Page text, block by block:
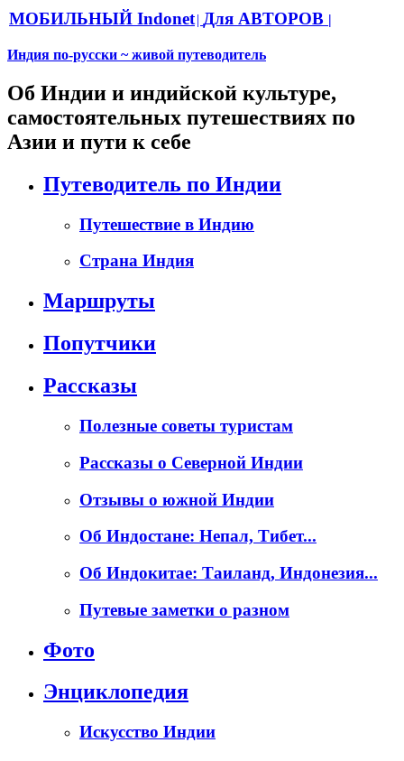
МОБИЛЬНЫЙ Indonet| Для АВТОРОВ |
Индия по-русски ~ живой путеводитель
Об Индии и индийской культуре,
самостоятельных путешествиях по
Азии и пути к себе
Путеводитель по Индии
Путешествие в Индию
Страна Индия
Маршруты
Попутчики
Рассказы
Полезные советы туристам
Рассказы о Северной Индии
Отзывы о южной Индии
Об Индостане: Непал, Тибет...
Об Индокитае: Таиланд, Индонезия...
Путевые заметки о разном
Фото
Энциклопедия
Искусство Индии